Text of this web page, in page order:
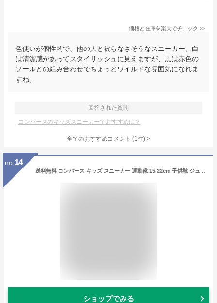
価格と在庫を楽天でチェック >>
色使いが個性的で、他の人と被らなさそうなスニーカー。白
は清潔感があってスタイリッシュに見えますが、黒は赤色の
ソールとの組み合わせでちょっとワイルドな雰囲気になれま
すね。
回答された質問
コンバースのキッズスニーカーでおすすめは？
全てのおすすめコメント (1件) >
no. 14
送料無料 コンバース キッズ スニーカー 運動靴 15-22cm 子供靴 ジュニアスニーカー 運動靴 キッズスニーカー 運動靴/converse チャイルド オールスター N Z OX/ローカット ジュニア シューズ 子ども こども 定番 ホワイト レッド ブラック CHILD ALL シンプル くつ/3271205
ショップでみる